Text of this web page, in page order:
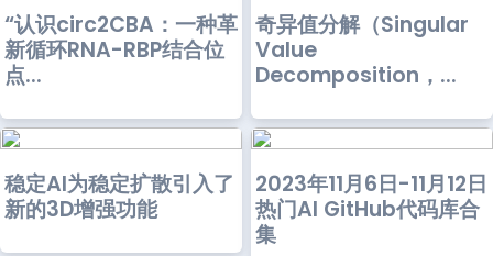
“认识circ2CBA：一种革
新循环RNA-RBP结合位
点...
奇异值分解（Singular
Value
Decomposition，...
稳定AI为稳定扩散引入了
新的3D增强功能
2023年11月6日-11月12日
热门AI GitHub代码库合
集